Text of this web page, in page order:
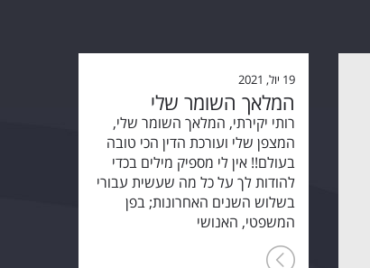
19 יול, 2021
המלאך השומר שלי
רותי יקירתי, המלאך השומר שלי,
המצפן שלי ועורכת הדין הכי טובה
בעולם!! אין לי מספיק מילים בכדי
להודות לך על כל מה שעשית עבורי
בשלוש השנים האחרונות; בפן
המשפטי, האנושי